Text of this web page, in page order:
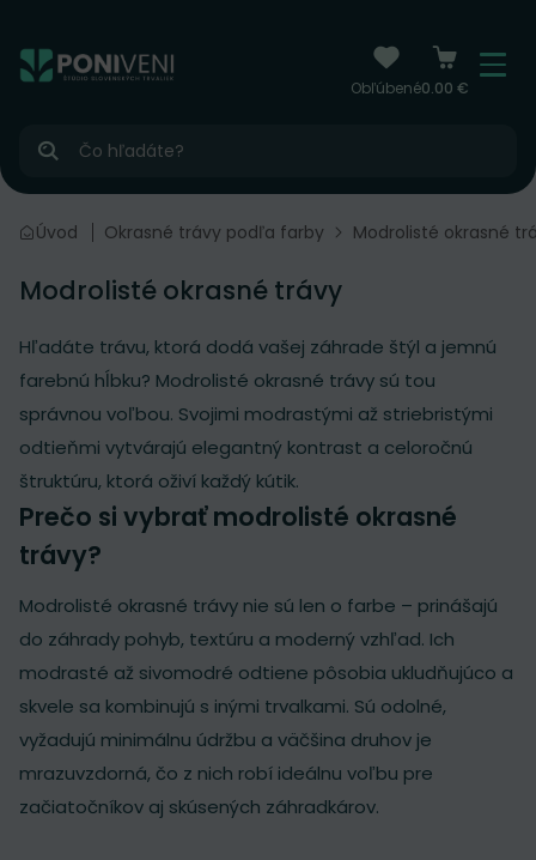
Obľúbené0.00 €
Menu
Hľadať
Úvod
trávy Okrasné trávy podľa farby Modrolisté okrasné
Modrolisté okrasné trávy
Hľadáte trávu, ktorá dodá vašej záhrade štýl a jemnú
farebnú hĺbku? Modrolisté okrasné trávy sú tou
správnou voľbou. Svojimi modrastými až striebristými
odtieňmi vytvárajú elegantný kontrast a celoročnú
štruktúru, ktorá oživí každý kútik.
Prečo si vybrať modrolisté okrasné
trávy?
Modrolisté okrasné trávy nie sú len o farbe – prinášajú
do záhrady pohyb, textúru a moderný vzhľad. Ich
modrasté až sivomodré odtiene pôsobia ukludňujúco a
skvele sa kombinujú s inými trvalkami. Sú odolné,
vyžadujú minimálnu údržbu a väčšina druhov je
mrazuvzdorná, čo z nich robí ideálnu voľbu pre
začiatočníkov aj skúsených záhradkárov.